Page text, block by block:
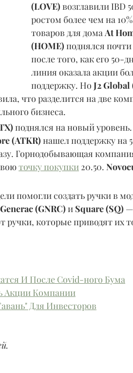
(LOVE) возглавили IBD
ростом более чем на
товаров для дома At
(HOME) поднялся почти
после того, как его 50-
линия оказала акции
поддержку. Но J2
что разделится на две
бизнеса.
поднялся на новый уровень.
(ATKR) нашел поддержку на
Горнодобывающая
точку покупки 20.50.
помогли создать ручки в
(GNRC) и Square (SQ)
которые приводят их
И После Covid-ного Бума
Акции Компании
Для Инвесторов